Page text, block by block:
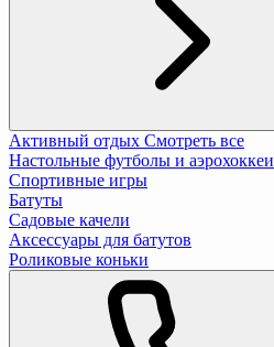
Активный отдых Смотреть все
Настольные футболы и аэрохоккеи
Спортивные игры
Батуты
Садовые качели
Аксессуары для батутов
Роликовые коньки